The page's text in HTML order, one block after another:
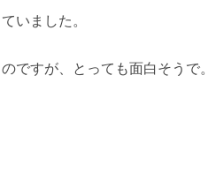
いました。
ですが、とっても面白そうで。